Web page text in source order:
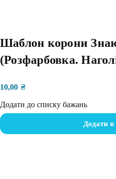
Шаблон корони
(Розфарбовка.
10,00 ₴
Додати до списку бажань
Додати